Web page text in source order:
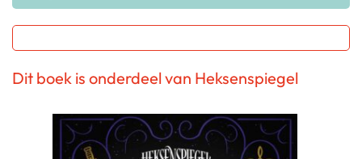
Dit boek is onderdeel van Heksenspiegel